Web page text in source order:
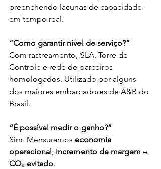
preenchendo lacunas de capacidade
em tempo real.
“Como garantir nível de serviço?”
Com rastreamento, SLA, Torre de
Controle e rede de parceiros
homologados. Utilizado por alguns
dos maiores embarcadores de A&B do
Brasil.
“É possível medir o ganho?”
Sim. Mensuramos economia
operacional incremento de margem e
CO₂ evitado.